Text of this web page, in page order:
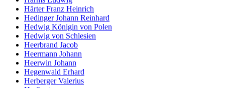
Härter Franz Heinrich
Hedinger Johann Reinhard
Hedwig Königin von Polen
Hedwig von Schlesien
Heerbrand Jacob
Heermann Johann
Heerwin Johann
Hegenwald Erhard
Herberger Valerius